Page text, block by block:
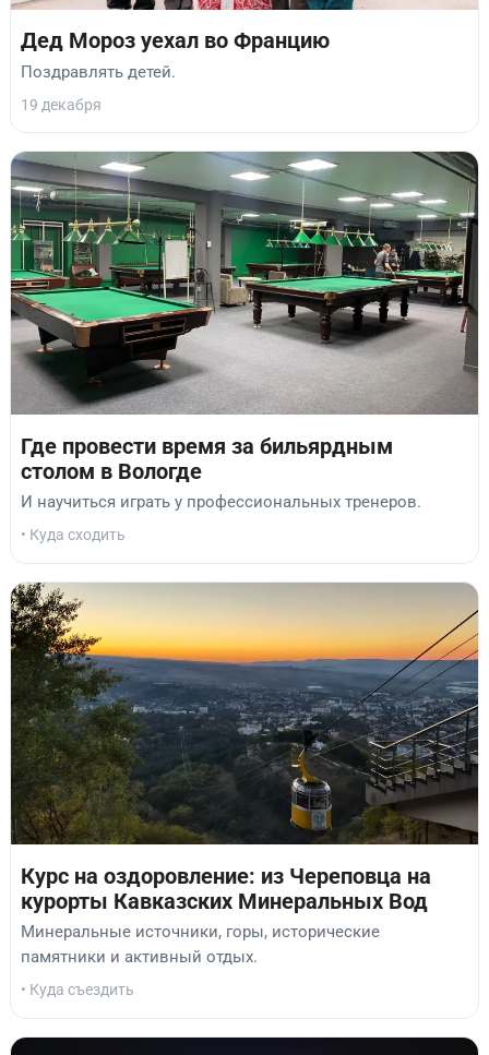
Дед Мороз уехал во Францию
Поздравлять детей.
19 декабря
Где провести время за бильярдным
столом в Вологде
И научиться играть у профессиональных тренеров.
• Куда сходить
Курс на оздоровление: из Череповца на
курорты Кавказских Минеральных Вод
Минеральные источники, горы, исторические
памятники и активный отдых.
• Куда съездить